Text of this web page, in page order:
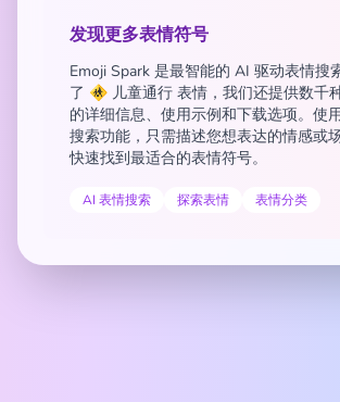
发现更多表情符号
Emoji Spark 是最智能的 AI 驱动表情搜
了 🚸 儿童通行 表情，我们还提供数千
的详细信息、使用示例和下载选项。使
搜索功能，只需描述您想表达的情感或
快速找到最适合的表情符号。
AI 表情搜索 探索表情 表情分类